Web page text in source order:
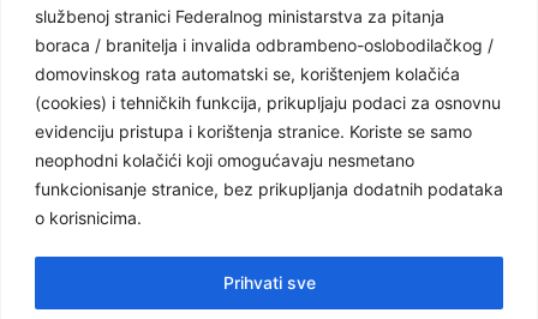
službenoj stranici Federalnog ministarstva za pitanja
boraca / branitelja i invalida odbrambeno-oslobodilačkog /
domovinskog rata automatski se, korištenjem kolačića
(cookies) i tehničkih funkcija, prikupljaju podaci za osnovnu
evidenciju pristupa i korištenja stranice. Koriste se samo
neophodni kolačići koji omogućavaju nesmetano
funkcionisanje stranice, bez prikupljanja dodatnih podataka
o korisnicima.
Prihvati sve
Youtube Kanal
Linkovi
Vlada Federacije Bosne i Hercegovine
Federalno ministarstvo finansija
Federalno ministarstvo rada i socijalne politike